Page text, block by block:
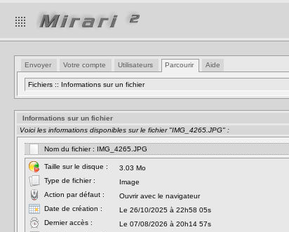
Envoyer Votre compte Utilisateurs Parcourir Aide
Fichiers :: Informations sur un fichier
Informations sur un fichier
Voici les informations disponibles sur le fichier "IMG_4265.JPG" :
Nom du fichier : IMG_4265.JPG
Taille sur le disque :
3.03 Mo
Type de fichier :
Image
Action par défaut :
Ouvrir avec le navigateur
Date de création :
Le 26/10/2025 à 22h58 05s
Dernier accès :
Le 07/08/2026 à 20h14 57s